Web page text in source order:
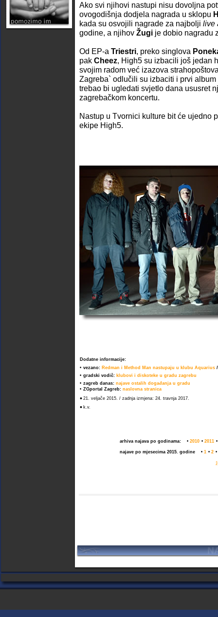
Ako svi njihovi nastupi nisu dovoljna
ovogodišnja dodjela nagrada u sklopu
kada su osvojili nagrade za najbolji live
godine, a njihov Žugi je dobio nagradu
Od EP-a Triestri, preko singlova
pak Cheez, High5 su izbacili još jedan
svojim radom već izazova
Zagreba` odlučili su izbaciti i prvi
trebao bi ugledati svjetlo dana ususret
zagrebačkom koncertu.
Nastup u Tvornici kulture bit će ujedno
ekipe High5.
Dodatne informacije:
• vezano: Redman i Method Man nastupaju u klubu Aquarius
• gradski vodič: klubovi i diskoteke u gradu zagrebu
• zagreb danas: najave ostalih događanja u gradu
• ZGportal Zagreb: naslovna stranica
• 21. veljače 2015. / zadnja izmjena: 24. travnja 2017.
• k.v.
arhiva najava po godinama: • 2010 • 2011
najave po mjesecima 2015. godine • 1 • 2 •